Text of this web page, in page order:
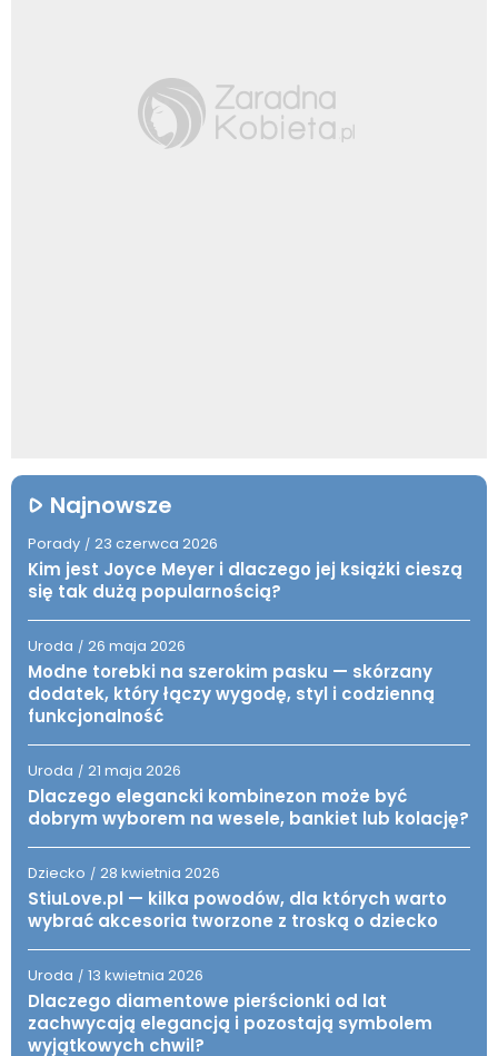
Najnowsze
Porady / 23 czerwca 2026
Kim jest Joyce Meyer i dlaczego jej książki cieszą
się tak dużą popularnością?
Uroda / 26 maja 2026
Modne torebki na szerokim pasku — skórzany
dodatek, który łączy wygodę, styl i codzienną
funkcjonalność
Uroda / 21 maja 2026
Dlaczego elegancki kombinezon może być
dobrym wyborem na wesele, bankiet lub kolację?
Dziecko / 28 kwietnia 2026
StiuLove.pl — kilka powodów, dla których warto
wybrać akcesoria tworzone z troską o dziecko
Uroda / 13 kwietnia 2026
Dlaczego diamentowe pierścionki od lat
zachwycają elegancją i pozostają symbolem
wyjątkowych chwil?